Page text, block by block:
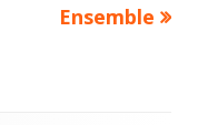
次
Ensemble